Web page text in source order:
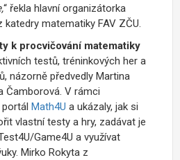
“ řekla hlavní organizátorka
matematiky FAV ZČU.
k procvičování matematiky
testů, tréninkových her a
názorně předvedly Martina
Čamborová. V rámci
Math4U a ukázaly, jak si
vlastní testy a hry, zadávat je
Game4U a využívat
Mirko Rokyta z